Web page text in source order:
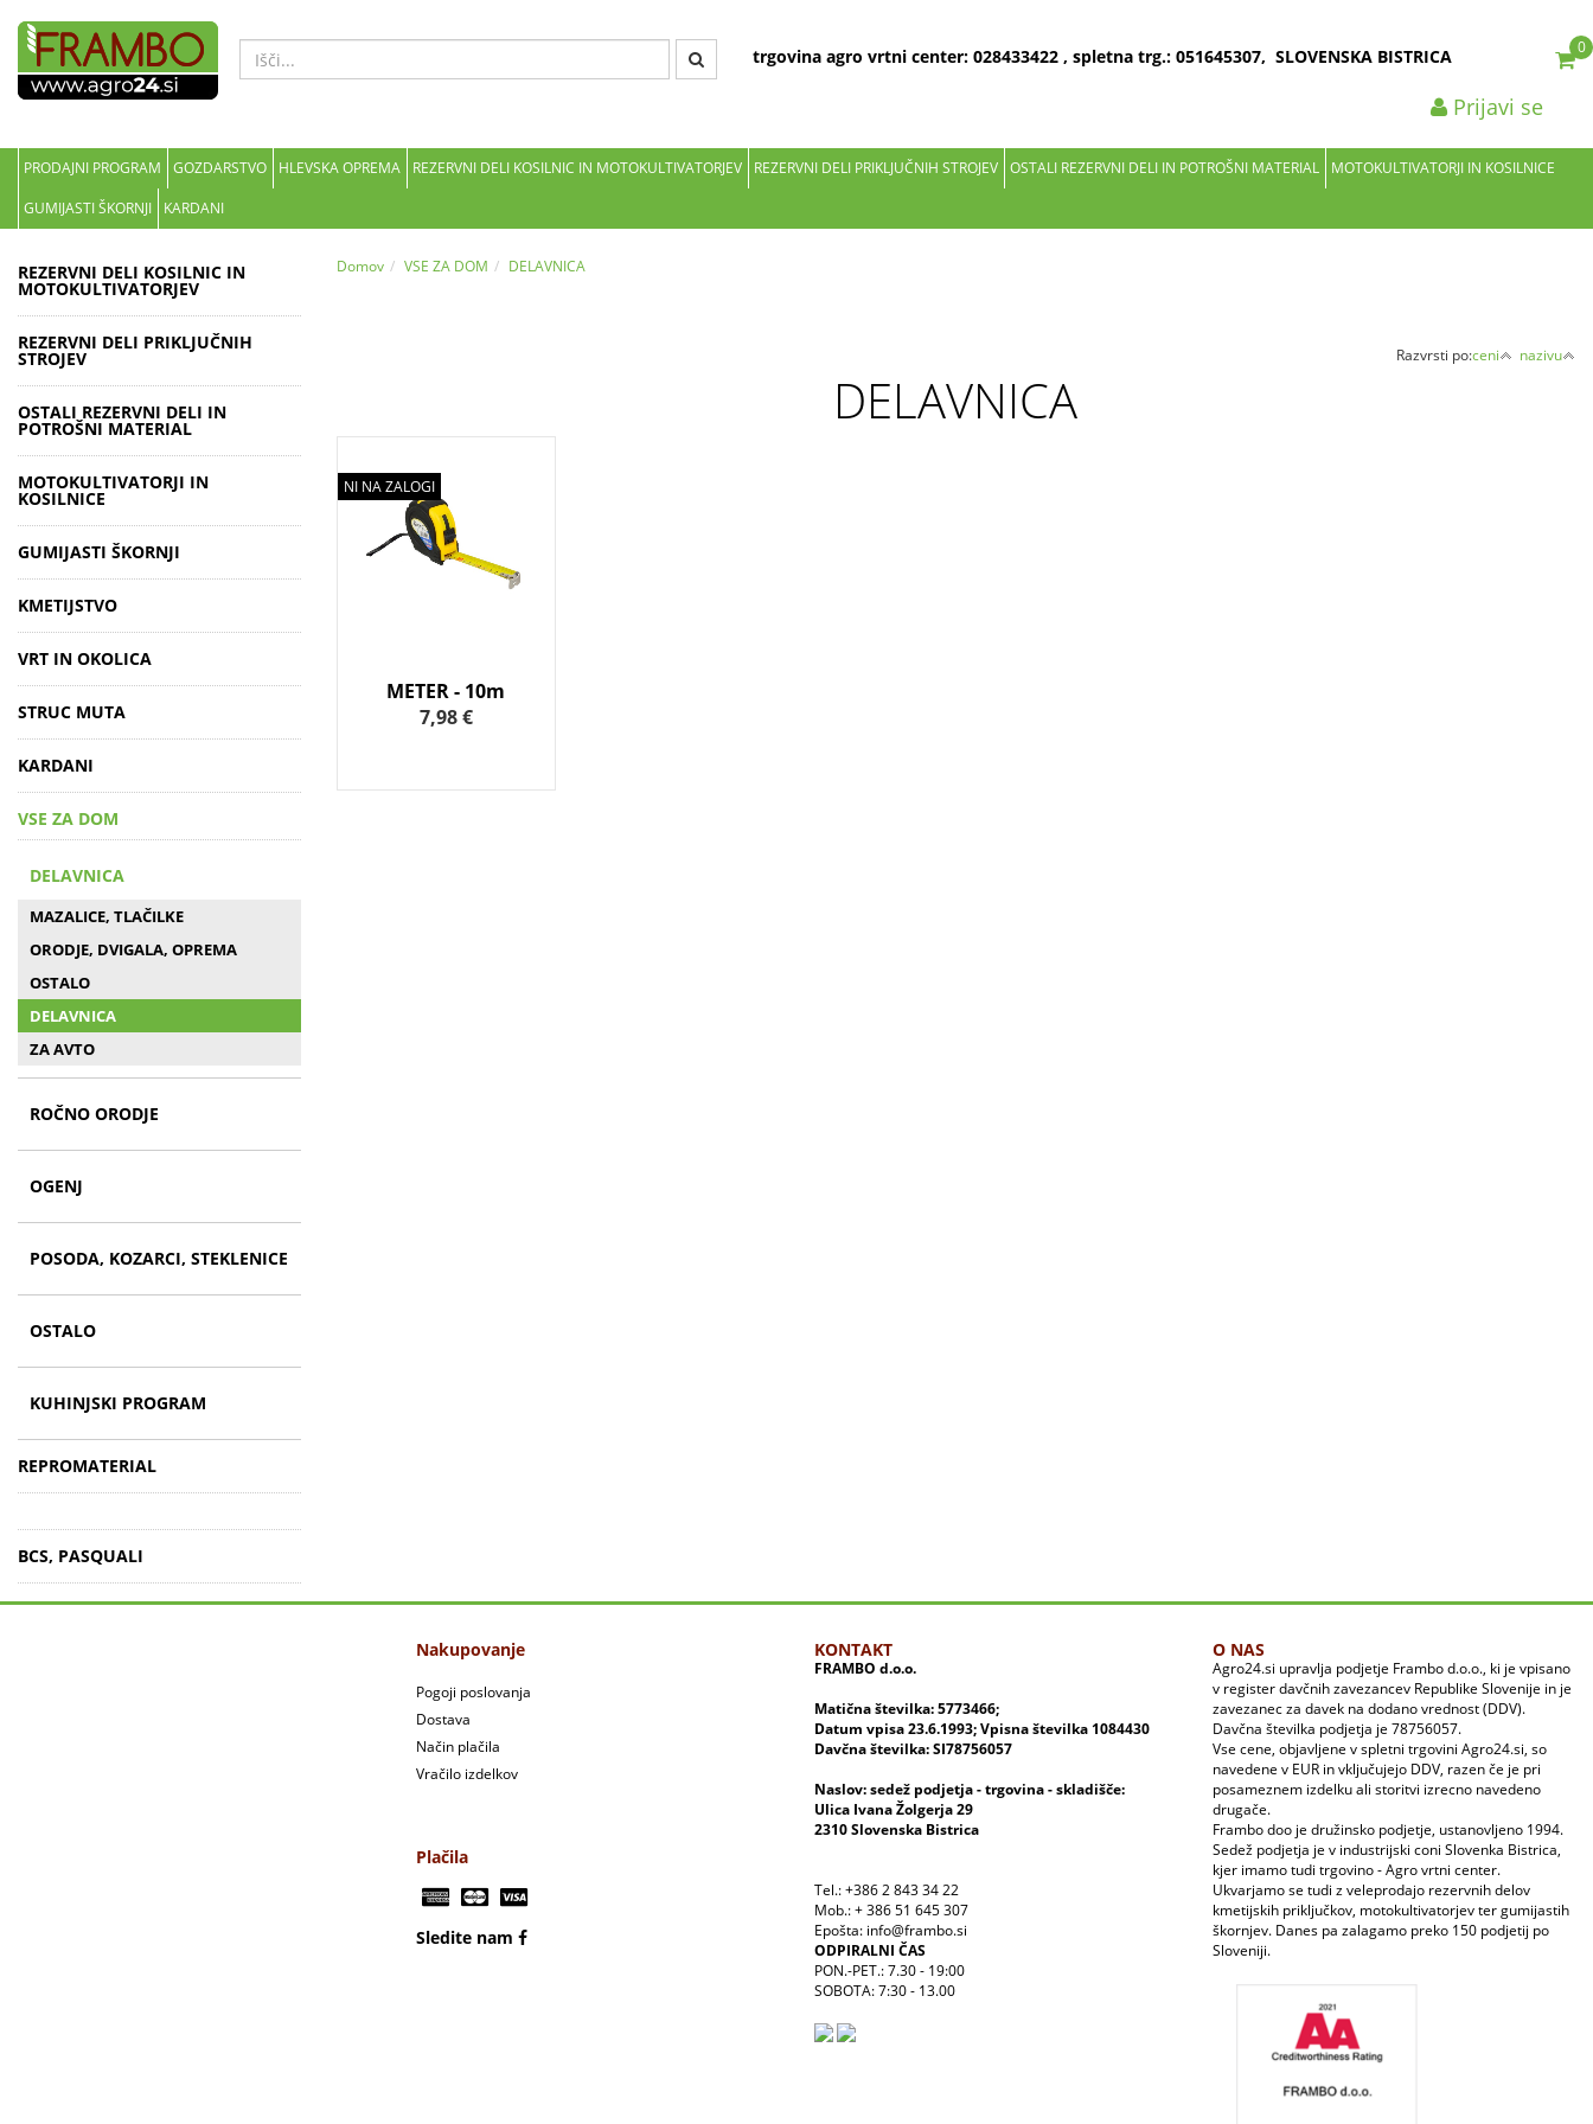
trgovina agro vrtni center: 028433422 , spletna trg.: 051645307, SLOVENSKA BISTRICA 0
Prijavi se
PRODAJNI PROGRAM GOZDARSTVO HLEVSKA OPREMA REZERVNI DELI KOSILNIC IN MOTOKULTIVATORJEV REZERVNI DELI PRIKLJUČNIH STROJEV OSTALI REZERVNI DELI IN POTROŠNI MATERIAL
MOTOKULTIVATORJI IN KOSILNICE
GUMIJASTI ŠKORNJI
KARDANI
REZERVNI DELI KOSILNIC IN
MOTOKULTIVATORJEV
REZERVNI DELI PRIKLJUČNIH
STROJEV
OSTALI REZERVNI DELI IN
POTROŠNI MATERIAL
MOTOKULTIVATORJI IN
KOSILNICE
GUMIJASTI ŠKORNJI
KMETIJSTVO
VRT IN OKOLICA
STRUC MUTA
KARDANI
VSE ZA DOM
DELAVNICA
MAZALICE, TLAČILKE
ORODJE, DVIGALA, OPREMA
OSTALO
DELAVNICA
ZA AVTO
ROČNO ORODJE
OGENJ
POSODA, KOZARCI, STEKLENICE
OSTALO
KUHINJSKI PROGRAM
REPROMATERIAL
BCS, PASQUALI
Domov VSE ZA DOM DELAVNICA
Razvrsti po:ceni nazivu
DELAVNICA
NI NA ZALOGI
METER - 10m
7,98 €
Nakupovanje
Pogoji poslovanja
Dostava
Način plačila
Vračilo izdelkov
Plačila
Sledite nam
KONTAKT
FRAMBO d.o.o.
Matična številka: 5773466;
Datum vpisa 23.6.1993; Vpisna številka 1084430
Davčna številka: SI78756057
Naslov: sedež podjetja - trgovina - skladišče:
Ulica Ivana Žolgerja 29
2310 Slovenska Bistrica
Tel.: +386 2 843 34 22
Mob.: + 386 51 645 307
Epošta: info@frambo.si
ODPIRALNI ČAS
PON.-PET.: 7.30 - 19:00
SOBOTA: 7:30 - 13.00
O NAS
Agro24.si upravlja podjetje Frambo d.o.o., ki je vpisano
v register davčnih zavezancev Republike Slovenije in je
zavezanec za davek na dodano vrednost (DDV).
Davčna številka podjetja je 78756057.
Vse cene, objavljene v spletni trgovini Agro24.si, so
navedene v EUR in vključujejo DDV, razen če je pri
posameznem izdelku ali storitvi izrecno navedeno
drugače.
Frambo doo je družinsko podjetje, ustanovljeno 1994.
Sedež podjetja je v industrijski coni Slovenka Bistrica,
kjer imamo tudi trgovino - Agro vrtni center.
Ukvarjamo se tudi z veleprodajo rezervnih delov
kmetijskih priključkov, motokultivatorjev ter gumijastih
škornjev. Danes pa zalagamo preko 150 podjetij po
Sloveniji.